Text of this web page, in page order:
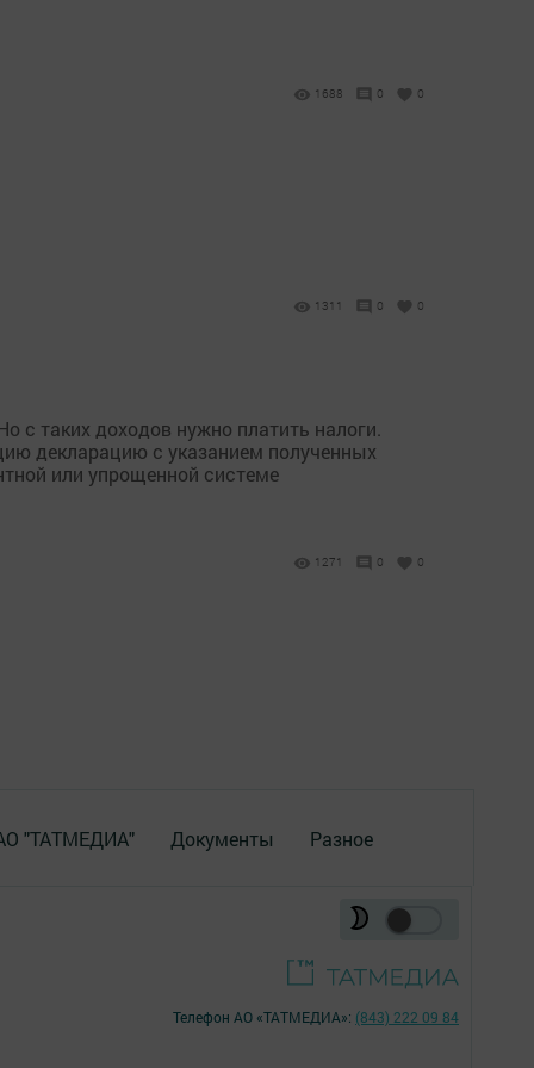
1688 0 0
1311 0 0
с таких доходов нужно платить налоги.
декларацию с указанием полученных
или упрощенной системе
1271 0 0
"ТАТМЕДИА" Документы Разное
Телефон АО «ТАТМЕДИА»: (843) 222 09 84